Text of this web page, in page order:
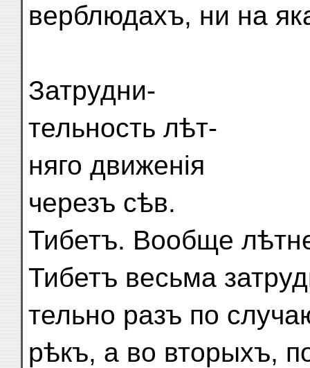
верблюдахъ, ни на
Затрудни-
тельность лѣт-
няго движенія
черезъ сѣв.
Тибетъ. Вообще
Тибетъ весьма
тельно разъ по
рѣкъ, а во вторыхъ,